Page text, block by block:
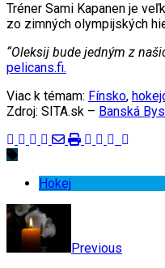
Tréner Sami Kapanen je
zo zimných olympijských
“Oleksij bude jedným z
pelicans.fi.
Viac k témam: Fínsko,
Zdroj: SITA.sk – Banská
Hokej
Previous